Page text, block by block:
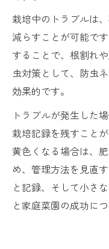
栽培中のトラブルは
減らすことが可能で
することで、根割れ
虫対策として、防虫
効果的です。
トラブルが発生した
栽培記録を残すこと
黄色くなる場合は、
め、管理方法を見直
と記録、そして小さ
と家庭菜園の成功に